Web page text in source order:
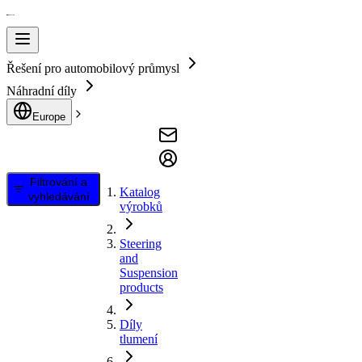
Řešení pro automobilový průmysl
Náhradní díly
Europe
Filtrování a
vyhledávání
Katalog
výrobků
Steering
and
Suspension
products
Díly
tlumení